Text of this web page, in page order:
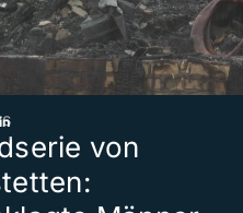
von